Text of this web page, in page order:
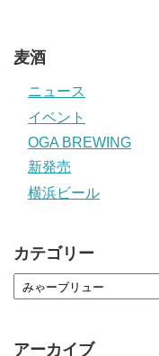
麦酒
ニュース
イベント
OGA BREWING
新発売
横浜ビール
カテゴリー
アーカイブ